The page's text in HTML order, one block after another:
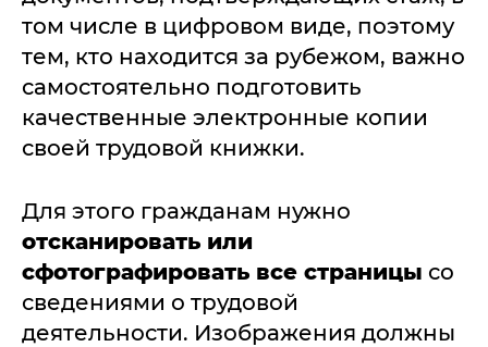
том числе в цифровом виде, поэтому
тем, кто находится за рубежом, важно
самостоятельно подготовить
качественные электронные копии
своей трудовой книжки.
Для этого гражданам нужно
отсканировать или
сфотографировать все страницы со
сведениями о трудовой
деятельности. Изображения должны